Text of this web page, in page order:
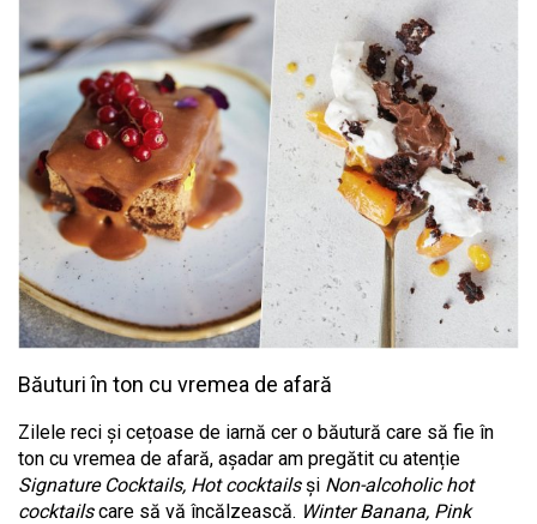
Băuturi în ton cu vremea de afară
Zilele reci și cețoase de iarnă cer o băutură care să fie în
ton cu vremea de afară, așadar am pregătit cu atenție
Signature Cocktails, Hot cocktailsși Non-alcoholic hot
cocktailscare să vă încălzească. Winter Banana, Pink